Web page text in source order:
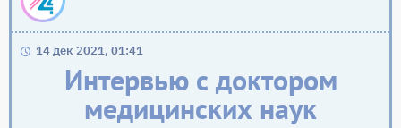
14 дек 2021, 01:41
Интервью с доктором
медицинских наук